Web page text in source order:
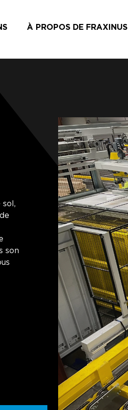
À PROPOS DE FRAXINUS
son